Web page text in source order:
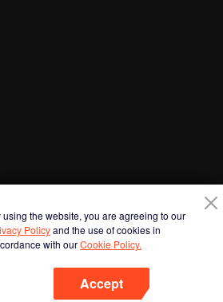
using the website, you are agreeing to our
Policyand the use of cookies in
with ourCookie Policy.
Accept